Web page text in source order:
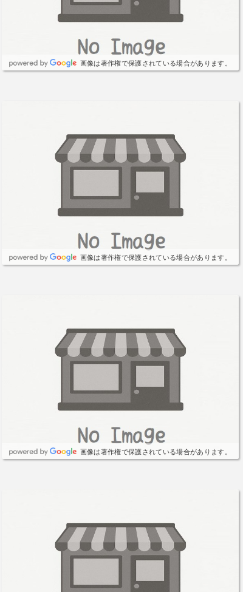
画像は著作権で保護されている場合があります。
画像は著作権で保護されている場合があります。
画像は著作権で保護されている場合があります。